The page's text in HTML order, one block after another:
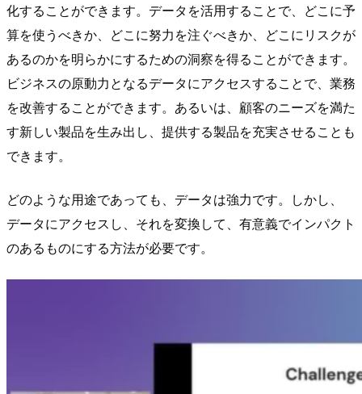
化することができます。データを活用することで、どこに予
算を使うべきか、どこに努力を注ぐべきか、どこにリスクが
あるのかを明らかにするための洞察を得ることができます。
ビジネスの原動力となるデータにアクセスすることで、業務
を改善することができます。あるいは、顧客のニーズを満た
す新しい製品を生み出し、提供する製品を充実させることも
できます。
どのような用途であっても、データは強力です。しかし、
データにアクセスし、それを変換して、有意義でインパクト
のあるものにする方法が必要です。